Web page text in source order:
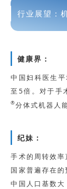
行业展望：
健康界：
中国妇科医生
至5倍。对于手
®分体式机器人
纪妹：
手术的周转效
国家普遍存在
中国人口基数